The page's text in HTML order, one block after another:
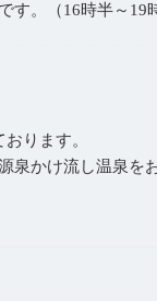
す。（16時半～19
ります。
かけ流し温泉を